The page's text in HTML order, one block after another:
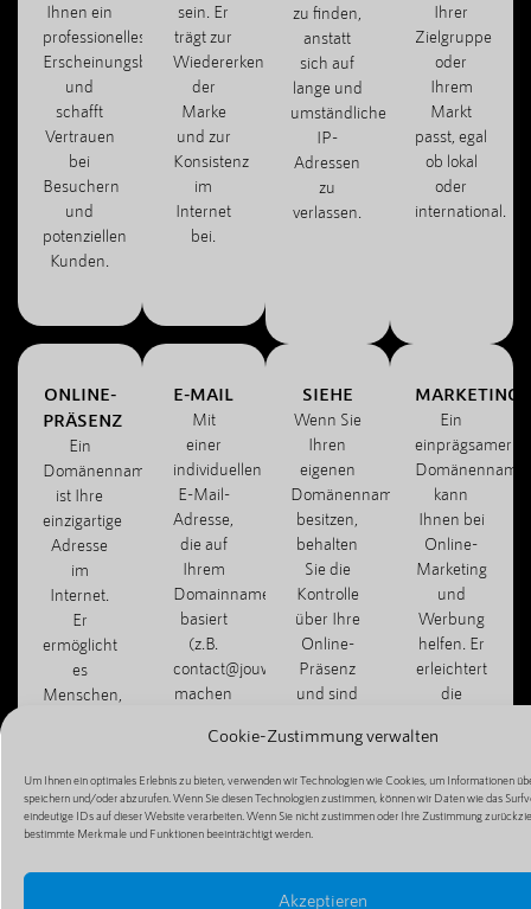
Cookie-Zustimmung verwalten
Um Ihnen ein optimales Erlebnis zu bieten, verwenden wir Technologien wie Cookies, um Informationen
speichern und/oder abzurufen. Wenn Sie diesen Technologien zustimmen, können wir Daten wie das
eindeutige IDs auf dieser Website verarbeiten. Wenn Sie nicht zustimmen oder Ihre Zustimmung
bestimmte Merkmale und Funktionen beeinträchtigt werden.
Akzeptieren
Ihnen ein
professionelles
Erscheinungsbild
und
schafft
Vertrauen
bei
Besuchern
und
potenziellen
Kunden.
sein. Er
trägt zur
Wiedererkennung
der
Marke
und zur
Konsistenz
im
Internet
bei.
zu finden,
anstatt
sich auf
lange und
umständliche
IP-
Adressen
zu
verlassen.
Ihrer
Zielgruppe
oder
Ihrem
Markt
passt, egal
ob lokal
oder
international.
ONLINE-
PRÄSENZ
Ein
Domänenname
ist Ihre
einzigartige
Adresse
im
Internet.
Er
ermöglicht
es
Menschen,
oder Ihren
Online-
Shop zu
finden
E-MAIL
Mit
einer
individuellen
E-Mail-
Adresse,
die auf
Ihrem
Domainnamen
basiert
(z.B.
contact@jouwbedrijf.com),
machen
einen
Eindruck
und
können
effizient
SIEHE
Wenn Sie
Ihren
eigenen
Domänennamen
besitzen,
behalten
Sie die
Kontrolle
über Ihre
Online-
Präsenz
und sind
Dritten
z. B. von
kostenlosen
Hosting-
Diensten.
MARKETING
Ein
einprägsamer
Domänenname
kann
Ihnen bei
Online-
Marketing
und
Werbung
helfen. Er
erleichtert
die
Ihrer
und
macht die
einfacher.